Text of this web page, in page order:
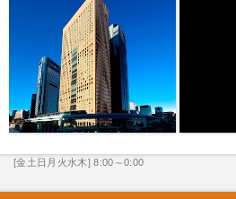
[金土日月火水木] 8:00～0:00